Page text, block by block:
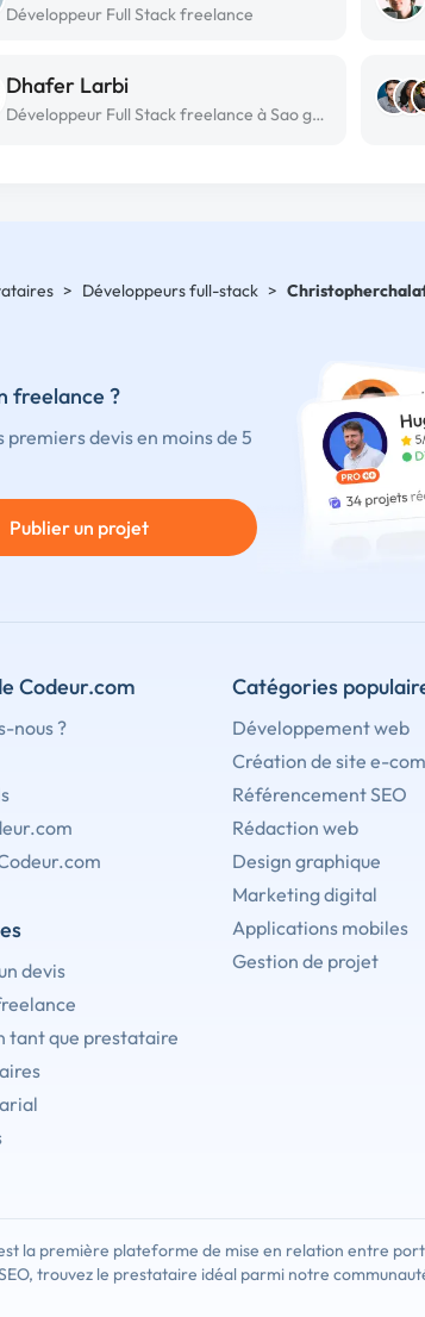
Développeur Full Stack freelance
Dhafer Larbi
Développeur Full Stack freelance à Sao gabriel do oeste
> Développeurs full-stack >
freelance ?
premiers devis en moins de 5
Publier un projet
Codeur.com
nous ?
devis
tant que prestataire
Catégories
Développement web
Création de site e-
Référencement SEO
Rédaction web
Design graphique
Marketing digital
Applications mobiles
Gestion de projet
la première plateforme de mise en relation entre
trouvez le prestataire idéal parmi notre